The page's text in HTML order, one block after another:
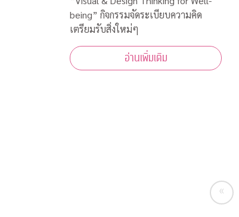
being” กิจกรรมจัดระเบียบความคิด
เตรียมรับสิ่งใหม่ๆ
อ่านเพิ่มเติม
«